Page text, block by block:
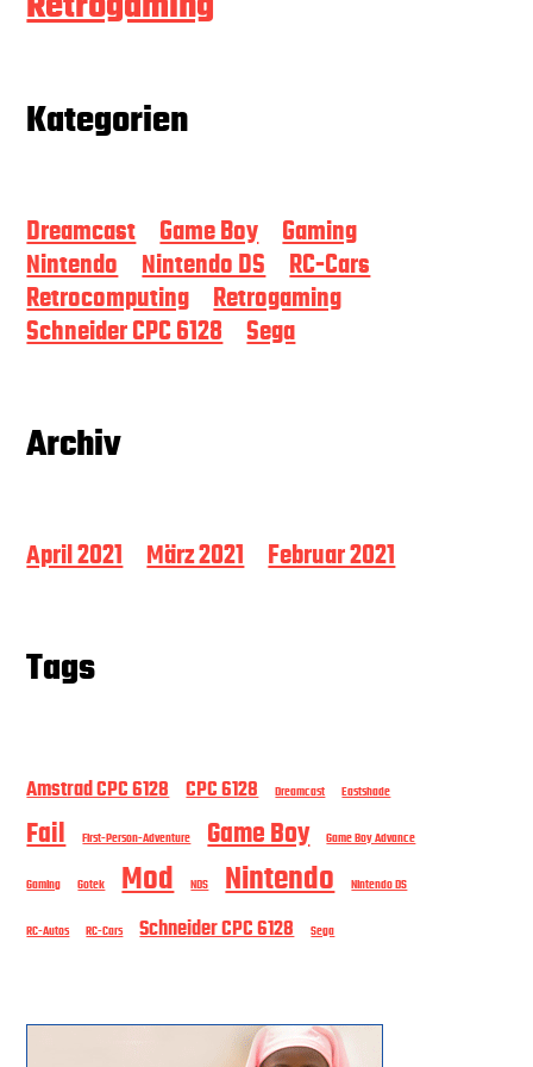
Kategorien
Dreamcast Game Boy
Gaming
Nintendo
Nintendo DS
RC-Cars
Retrocomputing
Retrogaming
Schneider CPC 6128
Sega
Archiv
April 2021 März 2021 Februar 2021
Tags
Amstrad CPC 6128 CPC 6128 Dreamcast Eastshade
Fail First-Person-Adventure Game Boy Game Boy Advance
Gaming Gotek Mod NDS Nintendo Nintendo DS
RC-Autos RC-Cars Schneider CPC 6128 Sega